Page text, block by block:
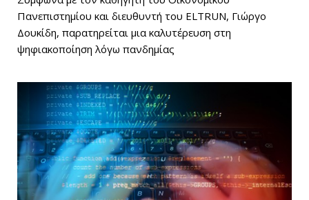
Πανεπιστημίου και διευθυντή του ELTRUN, Γιώργο
Δουκίδη, παρατηρείται μια καλυτέρευση στη
ψηφιακοποίηση λόγω πανδημίας